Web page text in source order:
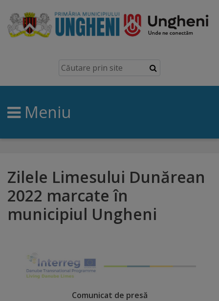
Ungheni
Prezentare
generală
Simbolurile
brand
Orașe
înfrățite
Cetățeni
de
Meniu
Zilele Limesului Dunărean
2022 marcate în
municipiul Ungheni
Comunicat de presă